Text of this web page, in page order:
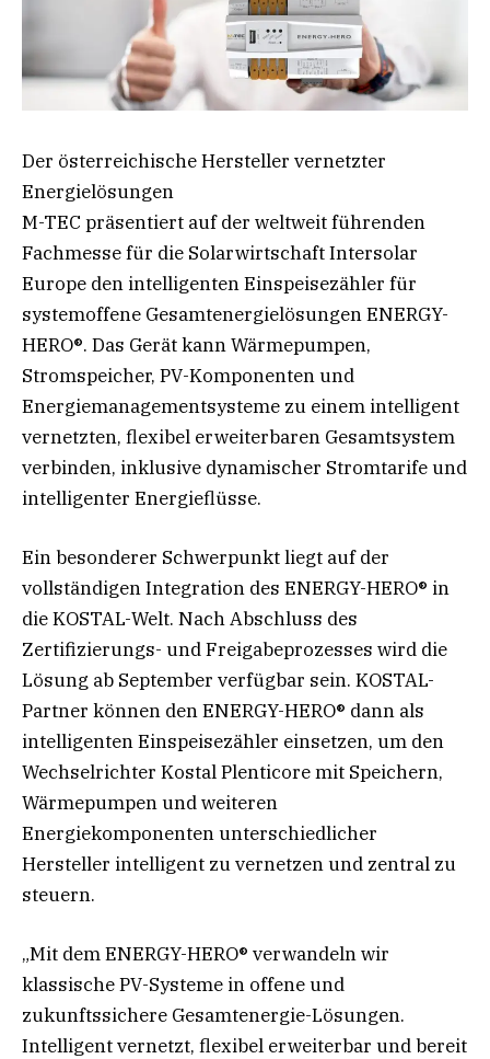
Der österreichische Hersteller vernetzter
Energielösungen
M-TEC präsentiert auf der weltweit führenden
Fachmesse für die Solarwirtschaft Intersolar
Europe den intelligenten Einspeisezähler für
systemoffene Gesamtenergielösungen ENERGY-
HERO®. Das Gerät kann Wärmepumpen,
Stromspeicher, PV-Komponenten und
Energiemanagementsysteme zu einem intelligent
vernetzten, flexibel erweiterbaren Gesamtsystem
verbinden, inklusive dynamischer Stromtarife und
intelligenter Energieflüsse.
Ein besonderer Schwerpunkt liegt auf der
vollständigen Integration des ENERGY-HERO® in
die KOSTAL-Welt. Nach Abschluss des
Zertifizierungs- und Freigabeprozesses wird die
Lösung ab September verfügbar sein. KOSTAL-
Partner können den ENERGY-HERO® dann als
intelligenten Einspeisezähler einsetzen, um den
Wechselrichter Kostal Plenticore mit Speichern,
Wärmepumpen und weiteren
Energiekomponenten unterschiedlicher
Hersteller intelligent zu vernetzen und zentral zu
steuern.
„Mit dem ENERGY-HERO® verwandeln wir
klassische PV-Systeme in offene und
zukunftssichere Gesamtenergie-Lösungen.
Intelligent vernetzt, flexibel erweiterbar und bereit